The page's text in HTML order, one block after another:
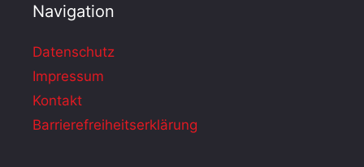
Navigation
Datenschutz
Impressum
Kontakt
Barrierefreiheitserklärung